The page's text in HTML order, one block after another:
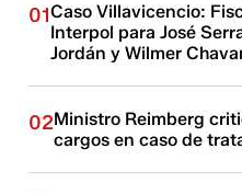
01Caso Villavicencio:
Interpol para José
Jordán y Wilmer
02Ministro Reimberg
cargos en caso de